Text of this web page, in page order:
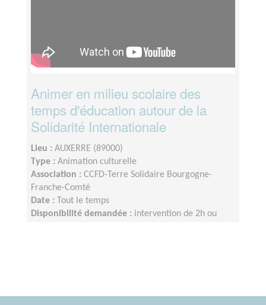
Animer en milieu scolaire des
temps d'éducation autour de la
Solidarité Internationale
Lieu : AUXERRE (89000)
Type : Animation culturelle
Association : CCFD-Terre Solidaire Bourgogne-
Franche-Comté
Date :
Tout le temps
Disponibilité demandée : intervention de 2h ou